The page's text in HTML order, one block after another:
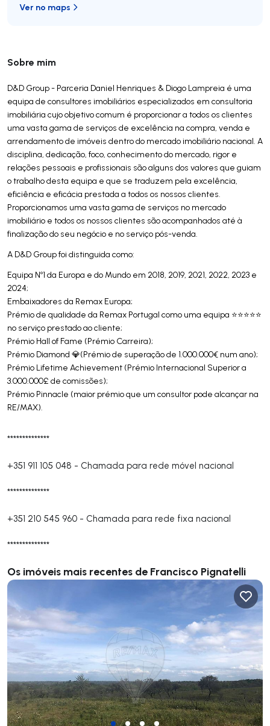
Sobre mim
D&D Group - Parceria Daniel Henriques & Diogo Lampreia é uma
equipa de consultores imobiliários especializados em consultoria
imobiliária cujo objetivo comum é proporcionar a todos os clientes
uma vasta gama de serviços de excelência na compra, venda e
arrendamento de imóveis dentro do mercado imobiliário nacional. A
disciplina, dedicação, foco, conhecimento do mercado, rigor e
relações pessoais e profissionais são alguns dos valores que guiam
o trabalho desta equipa e que se traduzem pela excelência,
eficiência e eficácia prestada a todos os nossos clientes.
Proporcionamos uma vasta gama de serviços no mercado
imobiliário e todos os nossos clientes são acompanhados até à
finalização do seu negócio e no serviço pós-venda.
A D&D Group foi distinguida como:
Equipa Nº1 da Europa e do Mundo em 2018, 2019, 2021, 2022, 2023 e
2024;
Embaixadores da Remax Europa;
Prémio de qualidade da Remax Portugal como uma equipa ⭐⭐⭐⭐⭐
no serviço prestado ao cliente;
Prémio Hall of Fame (Prémio Carreira);
Prémio Diamond 💎(Prémio de superação de 1.000.000€ num ano);
Prémio Lifetime Achievement (Prémio Internacional Superior a
3.000.000£ de comissões);
Prémio Pinnacle (maior prémio que um consultor pode alcançar na
RE/MAX).
**************
+351 911 105 048 - Chamada para rede móvel nacional
**************
+351 210 545 960 - Chamada para rede fixa nacional
**************
Os imóveis mais recentes de Francisco Pignatelli
Ver no maps